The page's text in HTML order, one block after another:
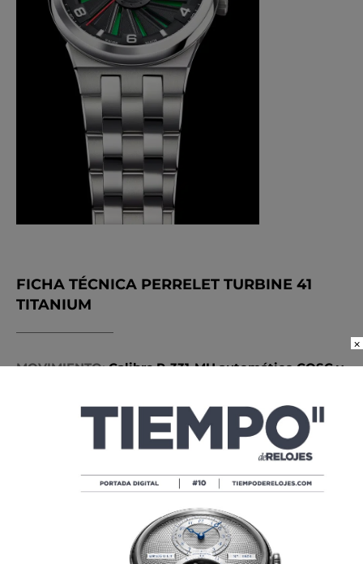
FICHA TÉCNICA PERRELET TURBINE 41
TITANIUM
MOVIMIENTO: Calibre P-331-MH automático COSC y
Horas, minutos y segundos
Caja de titanio 41x 13, 90 mm; 100 metros
Esfera de color con turbina de 12 aspas
de aluminio anodizado
×